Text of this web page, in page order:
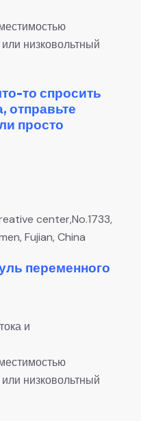
низковольтный
то спросить
отправьте
просто
center,No.1733,
Fujian, China
переменного
и
низковольтный